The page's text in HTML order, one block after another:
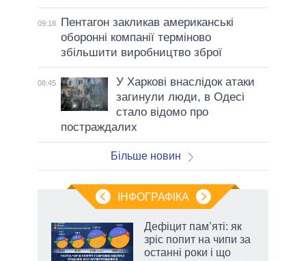
09:18
Пентагон закликав американські
оборонні компанії терміново
збільшити виробництво зброї
08:45
У Харкові внаслідок атаки
загинули люди, в Одесі
стало відомо про
постраждалих
Більше новин
ІНФОГРАФІКА
Дефіцит пам’яті: як
зріс попит на чипи за
останні роки і що